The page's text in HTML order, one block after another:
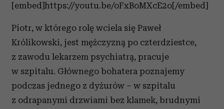
[embed]https://youtu.be/oFxBoMXcE2o[/embed]
Piotr, w którego rolę wciela się Paweł
Królikowski, jest mężczyzną po czterdziestce,
z zawodu lekarzem psychiatrą, pracuje
w szpitalu. Głównego bohatera poznajemy
podczas jednego z dyżurów – w szpitalu
z odrapanymi drzwiami bez klamek, brudnymi